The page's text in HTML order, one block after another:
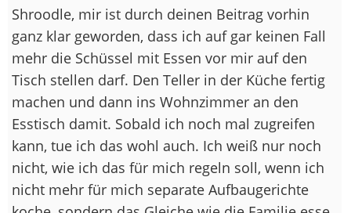
Shroodle, mir ist durch deinen Beitrag vorhin
ganz klar geworden, dass ich auf gar keinen Fall
mehr die Schüssel mit Essen vor mir auf den
Tisch stellen darf. Den Teller in der Küche fertig
machen und dann ins Wohnzimmer an den
Esstisch damit. Sobald ich noch mal zugreifen
kann, tue ich das wohl auch. Ich weiß nur noch
nicht, wie ich das für mich regeln soll, wenn ich
nicht mehr für mich separate Aufbaugerichte